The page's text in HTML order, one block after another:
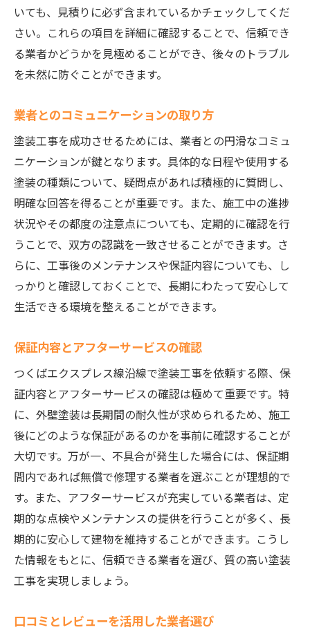
いても、見積りに必ず含まれているかチェックしてくだ
さい。これらの項目を詳細に確認することで、信頼でき
る業者かどうかを見極めることができ、後々のトラブル
を未然に防ぐことができます。
業者とのコミュニケーションの取り方
塗装工事を成功させるためには、業者との円滑なコミュ
ニケーションが鍵となります。具体的な日程や使用する
塗装の種類について、疑問点があれば積極的に質問し、
明確な回答を得ることが重要です。また、施工中の進捗
状況やその都度の注意点についても、定期的に確認を行
うことで、双方の認識を一致させることができます。さ
らに、工事後のメンテナンスや保証内容についても、し
っかりと確認しておくことで、長期にわたって安心して
生活できる環境を整えることができます。
保証内容とアフターサービスの確認
つくばエクスプレス線沿線で塗装工事を依頼する際、保
証内容とアフターサービスの確認は極めて重要です。特
に、外壁塗装は長期間の耐久性が求められるため、施工
後にどのような保証があるのかを事前に確認することが
大切です。万が一、不具合が発生した場合には、保証期
間内であれば無償で修理する業者を選ぶことが理想的で
す。また、アフターサービスが充実している業者は、定
期的な点検やメンテナンスの提供を行うことが多く、長
期的に安心して建物を維持することができます。こうし
た情報をもとに、信頼できる業者を選び、質の高い塗装
工事を実現しましょう。
口コミとレビューを活用した業者選び